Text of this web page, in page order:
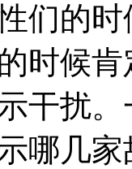
们的
时候
干扰
哪几